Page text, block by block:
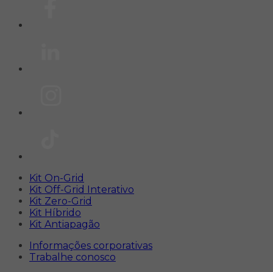
Kit On-Grid
Kit Off-Grid Interativo
Kit Zero-Grid
Kit Híbrido
Kit Antiapagão
Informações corporativas
Trabalhe conosco